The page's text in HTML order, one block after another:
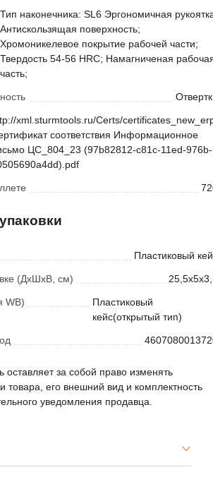
Тип наконечника: SL6 Эргономичная
Антискользящая поверхность;
Хромоникелевое покрытие рабочей части;
Твердость 54-56 HRC; Намагниченая
часть;
xml.sturmtools.ru/Certs/
соответствия Информационное
ЦС_804_23 (97b82812-c81c-11ed-976b-
Пластиковый
(ДхШхВ, см)
WB)
Пластиковый
кейс(открытый тип)
оставляет за собой право изменять
товара, его внешний вид и комплектность
уведомления продавца.